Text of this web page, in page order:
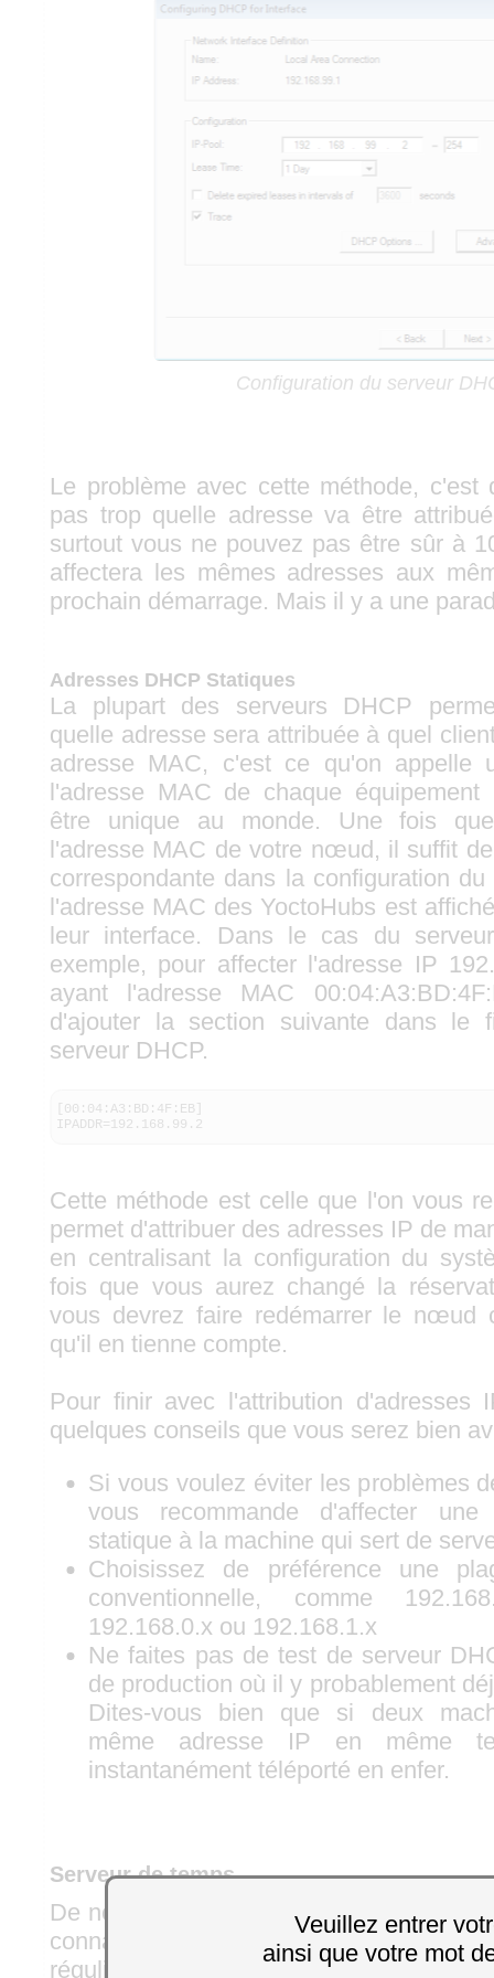
Veuillez entrer
ainsi que votre mot
Configuration du serveur
Le problème avec cette méthode, c'est
pas trop quelle adresse va être
surtout vous ne pouvez pas être sûr à
affectera les mêmes adresses aux
prochain démarrage. Mais il y a une
Adresses DHCP Statiques
La plupart des serveurs DHCP
quelle adresse sera attribuée à quel
adresse MAC, c'est ce qu'on appelle
l'adresse MAC de chaque équipement
être unique au monde. Une fois
l'adresse MAC de votre nœud, il suffit
correspondante dans la configuration
l'adresse MAC des YoctoHubs est
leur interface. Dans le cas du
exemple, pour affecter l'adresse IP
ayant l'adresse MAC
d'ajouter la section suivante dans le
serveur DHCP.
[00:04:A3:BD:4F:EB]
IPADDR=192.168.99.2
Cette méthode est celle que l'on vous
permet d'attribuer des adresses IP de
en centralisant la configuration du
fois que vous aurez changé la
vous devrez faire redémarrer le nœud
qu'il en tienne compte.
Pour finir avec l'attribution d'adresses
quelques conseils que vous serez bien
Si vous voulez éviter les problèmes
vous recommande d'affecter une
statique à la machine qui sert de
Choisissez de préférence une
conventionnelle, comme
192.168.0.x ou 192.168.1.x
Ne faites pas de test de serveur
de production où il y probablement
Dites-vous bien que si deux
même adresse IP en même
instantanément téléporté en enfer.
Serveur de temps
De nombreuses machines réseau
connaître l'heure exacte: elles se
régulier à un serveur de temps